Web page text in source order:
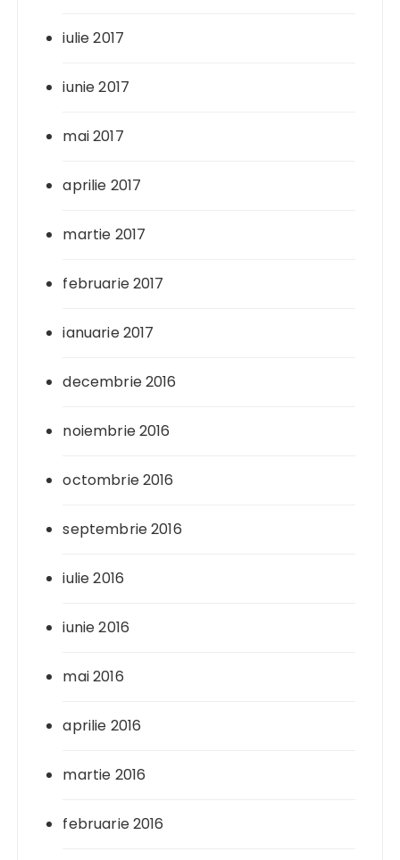
iulie 2017
iunie 2017
mai 2017
aprilie 2017
martie 2017
februarie 2017
ianuarie 2017
decembrie 2016
noiembrie 2016
octombrie 2016
septembrie 2016
iulie 2016
iunie 2016
mai 2016
aprilie 2016
martie 2016
februarie 2016